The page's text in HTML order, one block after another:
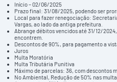
Início – 02/06/2025
Prazo final: 31/08/2025, podendo ser
Local para fazer renegociação:
Vargas, ao lado da antiga prefeitura.
Abrange débitos vencidos até 31/12/
encontrem.
Descontos de 90%, para pagamento a
Juros
Multa Moratória
Multa Tributária Punitiva
Máximo de parcelas: 36, com descontos
No Ambiental, Redução de 50% nas